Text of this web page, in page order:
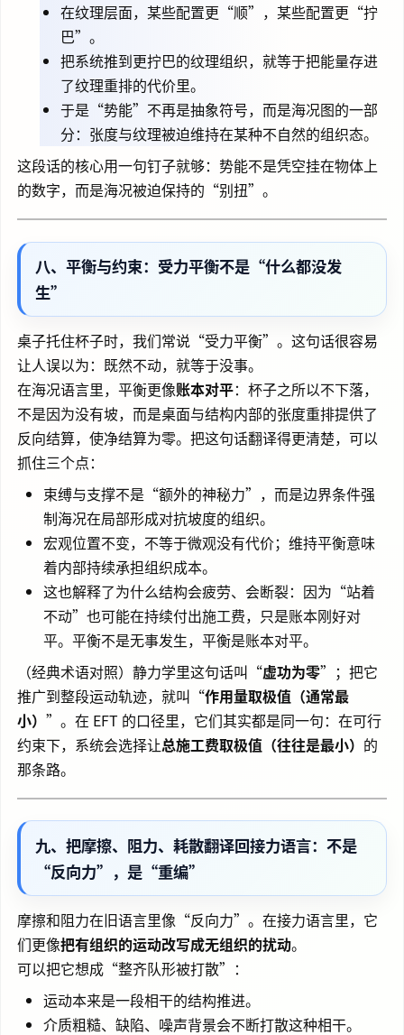
在纹理层面，某些配置更“顺”，某些配置更“拧
巴”。
把系统推到更拧巴的纹理组织，就等于把能量存进
了纹理重排的代价里。
于是“势能”不再是抽象符号，而是海况图的一部
分：张度与纹理被迫维持在某种不自然的组织态。
这段话的核心用一句钉子就够：势能不是凭空挂在物体上
的数字，而是海况被迫保持的“别扭”。
八、平衡与约束：受力平衡不是“什么都没发
生”
桌子托住杯子时，我们常说“受力平衡”。这句话很容易
让人误以为：既然不动，就等于没事。
在海况语言里，平衡更像账本对平：杯子之所以不下落，
不是因为没有坡，而是桌面与结构内部的张度重排提供了
反向结算，使净结算为零。把这句话翻译得更清楚，可以
抓住三个点：
束缚与支撑不是“额外的神秘力”，而是边界条件强
制海况在局部形成对抗坡度的组织。
宏观位置不变，不等于微观没有代价；维持平衡意味
着内部持续承担组织成本。
这也解释了为什么结构会疲劳、会断裂：因为“站着
不动”也可能在持续付出施工费，只是账本刚好对
平。平衡不是无事发生，平衡是账本对平。
（经典术语对照）静力学里这句话叫“虚功为零”；把它
推广到整段运动轨迹，就叫“作用量取极值（通常最
小） ”。在 EFT 的口径里，它们其实都是同一句：在可行
约束下，系统会选择让总施工费取极值（往往是最小） 的
那条路。
九、把摩擦、阻力、耗散翻译回接力语言：不是
“反向力”，是“重编”
摩擦和阻力在旧语言里像“反向力”。在接力语言里，它
们更像把有组织的运动改写成无组织的扰动。
可以把它想成“整齐队形被打散”：
运动本来是一段相干的结构推进。
介质粗糙、缺陷、噪声背景会不断打散这种相干。